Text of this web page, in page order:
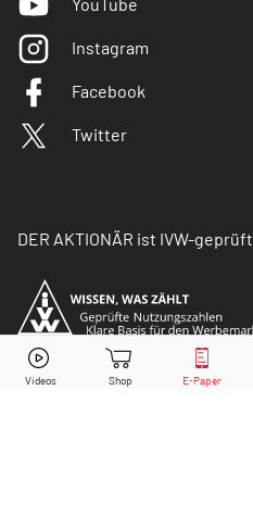
Amazon Aktie jetzt handeln?
Instagram
Facebook
Twitter
DER AKTIONÄR ist IVW-geprüft